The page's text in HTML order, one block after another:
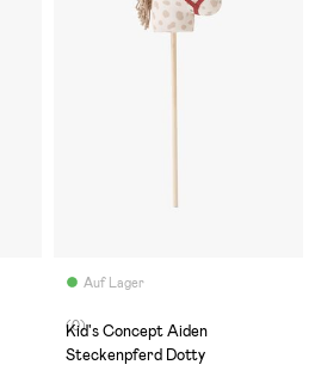
Auf Lager
(0)
Kid's Concept Aiden
Steckenpferd Dotty